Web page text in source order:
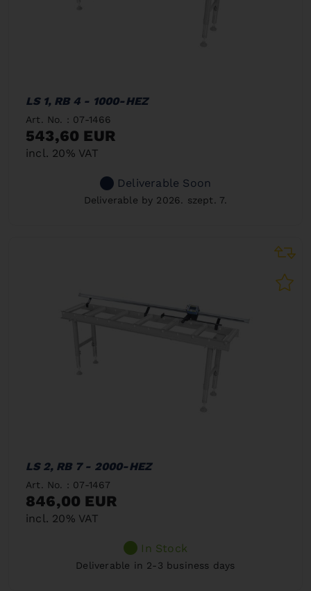
LS 1, RB 4 - 1000-HEZ
Art. No. : 07-1466
543,60 EUR
incl. 20% VAT
Deliverable Soon
Deliverable by 2026. szept. 7.
LS 2, RB 7 - 2000-HEZ
Art. No. : 07-1467
846,00 EUR
incl. 20% VAT
In Stock
Deliverable in 2-3 business days